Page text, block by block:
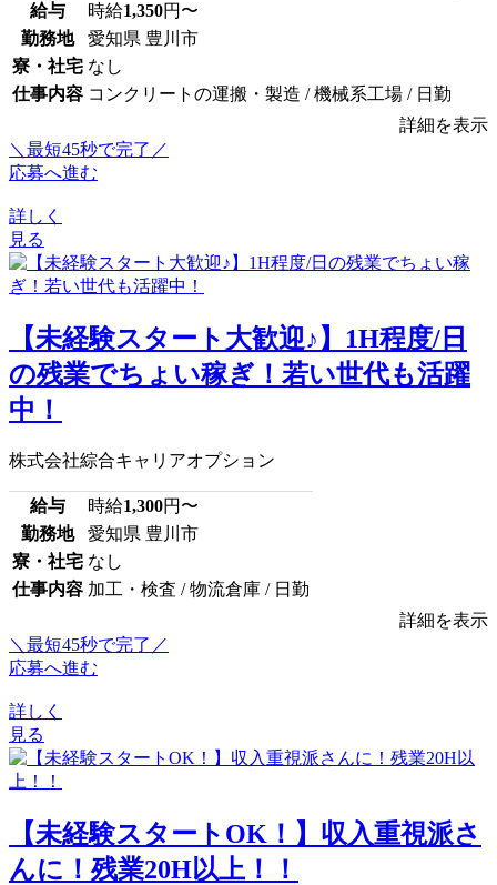
給与 時給1,350円〜
勤務地
愛知県 豊川市
寮・社宅 なし
仕事内容 コンクリートの運搬・製造 / 機械系工場 / 日勤
詳細を表示
＼最短45秒で完了／
応募へ進む
詳しく
見る
【未経験スタート大歓迎♪】1H程度/日
の残業でちょい稼ぎ！若い世代も活躍
中！
株式会社綜合キャリアオプション
給与 時給1,300円〜
勤務地
愛知県 豊川市
寮・社宅 なし
仕事内容 加工・検査 / 物流倉庫 / 日勤
詳細を表示
＼最短45秒で完了／
応募へ進む
詳しく
見る
【未経験スタートOK！】収入重視派さ
んに！残業20H以上！！